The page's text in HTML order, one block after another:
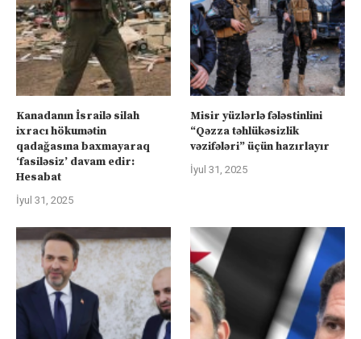
Kanadanın İsrailə silah
ixracı hökumətin
qadağasına baxmayaraq
‘fasiləsiz’ davam edir:
Hesabat
İyul 31, 2025
Misir yüzlərlə fələstinlini
“Qəzza təhlükəsizlik
vəzifələri” üçün hazırlayır
İyul 31, 2025